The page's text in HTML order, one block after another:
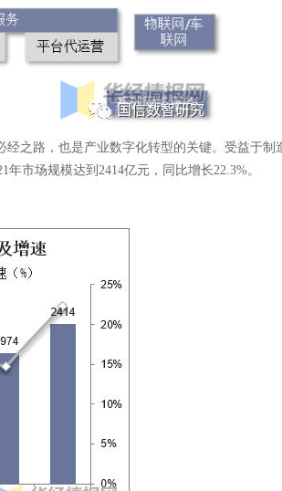
之路，也是产业数字化转型的关键。受益于制
市场规模达到2414亿元，同比增长22.3%。